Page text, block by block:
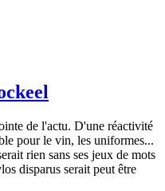
de l'actu. D'une réactivité
pour le vin, les uniformes...
rien sans ses jeux de mots
disparus serait peut être